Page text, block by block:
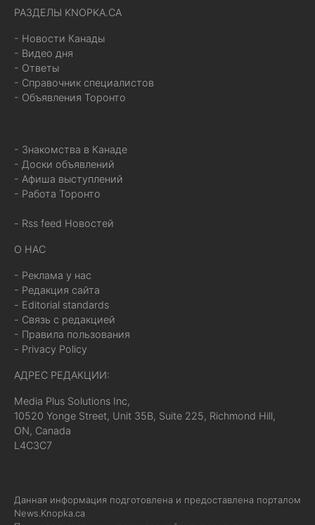
РАЗДЕЛЫ KNOPKA.CA
- Новости Канады
- Видео дня
- Ответы
- Справочник специалистов
- Объявления Торонто
- Знакомства в Канаде
- Доски объявлений
- Афиша выступлений
- Работа Торонто
- Rss feed Новостей
О НАС
- Реклама у нас
- Редакция сайта
- Editorial standards
- Связь с редакцией
- Правила пользования
- Privacy Policy
АДРЕС РЕДАКЦИИ:
Media Plus Solutions Inc,
10520 Yonge Street, Unit 35B, Suite 225, Richmond Hill,
ON, Canada
L4C3C7
Данная информация подготовлена и предоставлена порталом
News.Knopka.ca